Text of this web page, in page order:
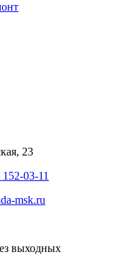
23
03-11
msk.ru
выходных